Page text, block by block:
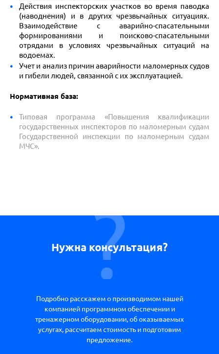
Действия инспекторских участков во время паводка
(наводнения) и в других чрезвычайных ситуациях.
Взаимодействие с аварийно-спасательными
формированиями и поисково-спасательными
отрядами в условиях чрезвычайных ситуаций на
водоемах.
Учет и анализ причин аварийности маломерных судов
и гибели людей, связанной с их эксплуатацией.
Нормативная база:
Типовая программа «Повышения квалификации
государственных инспекторов по маломерным судам
Государственной инспекции по маломерным судам
МЧС».
Нужна консультация?
Подробно расскажем о производимом нашей
компанией программном обеспечении и
тренажерном оборудовании, об оказываемых
услугах, рассчитаем стоимость и подготовим
предложение.